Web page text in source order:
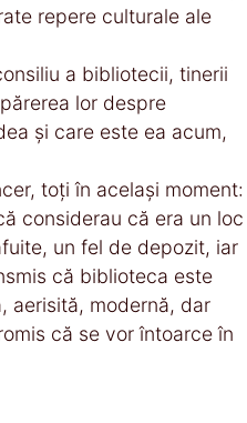
repere culturale ale
a bibliotecii, tinerii
lor despre
și care este ea acum,
toți în același moment:
considerau că era un loc
un fel de depozit, iar
că biblioteca este
aerisită, modernă, dar
că se vor întoarce în